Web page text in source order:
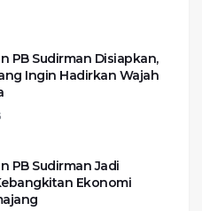
PB Sudirman Disiapkan,
Ingin Hadirkan Wajah
PB Sudirman Jadi
Ekonomi